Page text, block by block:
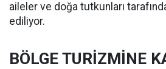
aileler ve doğa tutkunları
ediliyor.
BÖLGE TURİZMİNE